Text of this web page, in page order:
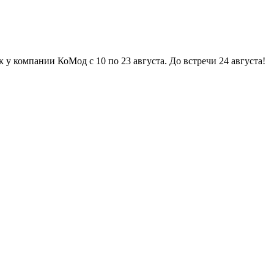
КоМод с 10 по 23 августа. До встречи 24 августа! ☼